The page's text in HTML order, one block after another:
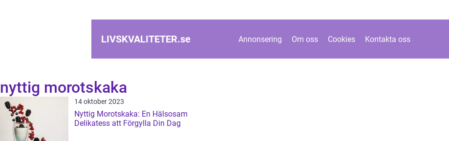
LIVSKVALITETER.se Annonsering Om oss Cookies Kontakta oss
nyttig morotskaka
14 oktober 2023
Nyttig Morotskaka: En Hälsosam
Delikatess att Förgylla Din Dag